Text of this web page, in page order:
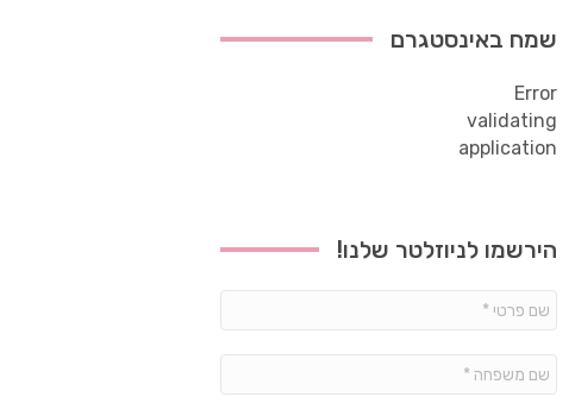
שמח באינסטגרם
Error
validating
application
הירשמו לניוזלטר שלנו!
פרטי
משפחה